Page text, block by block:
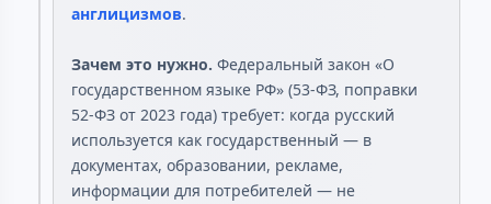
англицизмов.
Зачем это нужно. Федеральный закон «О
государственном языке РФ» (53-ФЗ, поправки
52-ФЗ от 2023 года) требует: когда русский
используется как государственный — в
документах, образовании, рекламе,
информации для потребителей — не